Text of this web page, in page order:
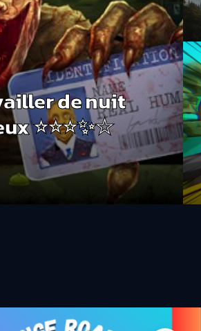
de nuit